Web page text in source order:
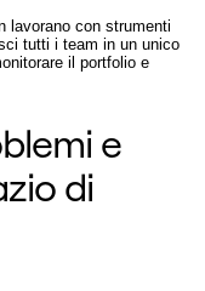
lavorano con strumenti
tutti i team in un unico
il portfolio e
e
di